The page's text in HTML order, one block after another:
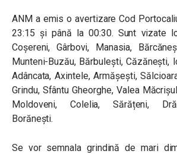
ANM a emis o avertizare Cod
23:15 și până la 00:30. Sunt vizate
Coșereni, Gârbovi, Manasia,
Munteni-Buzău, Bărbulești, Căzănești,
Adâncata, Axintele, Armășești,
Grindu, Sfântu Gheorghe, Valea
Moldoveni, Colelia, Sărățeni,
Borănești.
Se vor semnala grindină de mari